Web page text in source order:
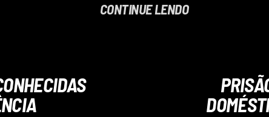
CONTINUE LENDO